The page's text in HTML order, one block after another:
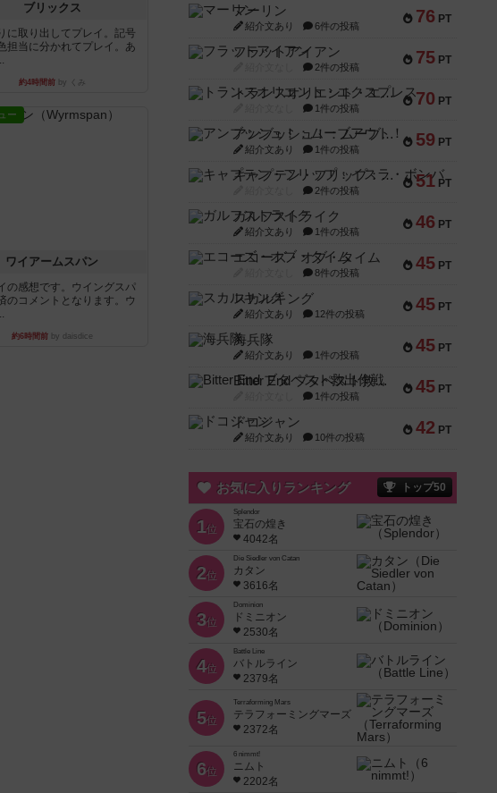
ブリックス
に取り出してプレイ。記号
担当に分かれてプレイ。あ
約4時間前by くみ
ー
ワイアームスパン
の感想です。ウイングスパ
のコメントとなります。ウ
約6時間前by daisdice
76 PT
マーリン
紹介文あり 6件の投稿
75 PT
フラットアイアン
2件の投稿
70 PT
トランスオリエント・エクスプレス
1件の投稿
59 PT
アンブッシュ！：ムーブアウト！
紹介文あり 1件の投稿
51 PT
キャプテン・フリップ：イスラ・ボンバ
2件の投稿
46 PT
ガルフストライク
紹介文あり 1件の投稿
45 PT
エコーズ・オブ・タイム
8件の投稿
45 PT
スカルキング
紹介文あり 12件の投稿
45 PT
海兵隊
紹介文あり 1件の投稿
45 PT
Bitter End ブタペスト救出作戦
1件の投稿
42 PT
ドコジャン
紹介文あり 10件の投稿
お気に入りランキング トップ50
1位
Splendor
宝石の煌き
4042名
2位
Die Siedler von Catan
カタン
3616名
3位
Dominion
ドミニオン
2530名
4位
Battle Line
バトルライン
2379名
5位
Terraforming Mars
テラフォーミングマーズ
2372名
6位
6 nimmt!
ニムト
2202名